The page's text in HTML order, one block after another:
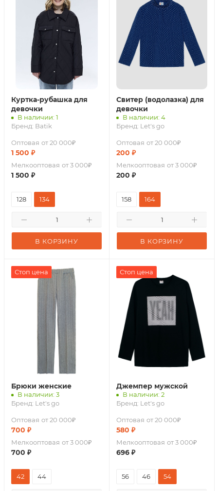
Куртка-рубашка для
девочки
В наличии: 1
Бренд: Batik
Оптовая от 20 000₽
1 500 ₽
Мелкооптовая от 3 000₽
1 500 ₽
В КОРЗИНУ
128 134
Свитер (водолазка) для
девочки
В наличии: 4
Бренд: Let's go
Оптовая от 20 000₽
200 ₽
Мелкооптовая от 3 000₽
200 ₽
В КОРЗИНУ
158 164
Стоп цена
Брюки женские
В наличии: 3
Бренд: Let's go
Оптовая от 20 000₽
700 ₽
Мелкооптовая от 3 000₽
700 ₽
42 44
Стоп цена
Джемпер мужской
В наличии: 2
Бренд: Let's go
Оптовая от 20 000₽
580 ₽
Мелкооптовая от 3 000₽
696 ₽
56 46 54